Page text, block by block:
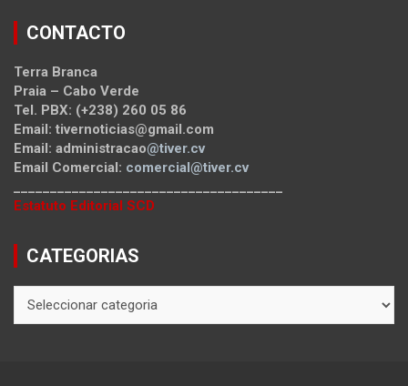
CONTACTO
Terra Branca
Praia – Cabo Verde
Tel. PBX: (+238) 260 05 86
Email: tivernoticias@gmail.com
Email: administracao@tiver.cv
Email Comercial: comercial@tiver.cv
Estatuto Editorial SCD
CATEGORIAS